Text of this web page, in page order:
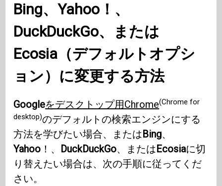
Bing、Yahoo ！、
DuckDuckGo、または
Ecosia （デフォルトオプシ
ョン）に変更する方法
Googleをデスクトップ用Chrome(Chrome for
desktop)のデフォルトの検索エンジンにする
方法を学びたい場合、またはBing、
Yahoo ！、 DuckDuckGo、またはEcosiaに切
り替えたい場合は、次の手順に従ってくだ
さい。